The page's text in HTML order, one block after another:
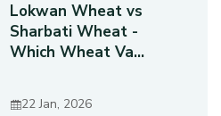
Lokwan Wheat vs
Sharbati Wheat -
Which Wheat Va...
22 Jan, 2026